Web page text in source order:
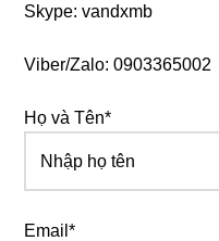
Skype: vandxmb
Viber/Zalo: 0903365002
Họ và Tên*
Email*